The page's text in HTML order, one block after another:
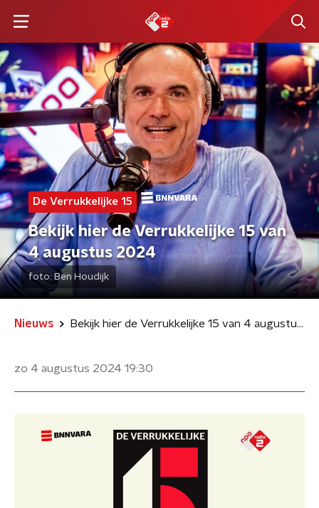
De Verrukkelijke 15
Bekijk hier de Verrukkelijke 15 van
4 augustus 2024
foto: Ben Houdijk
Nieuws Bekijk hier de Verrukkelijke 15 van 4 augustus 2024
zo 4 augustus 2024 19:30